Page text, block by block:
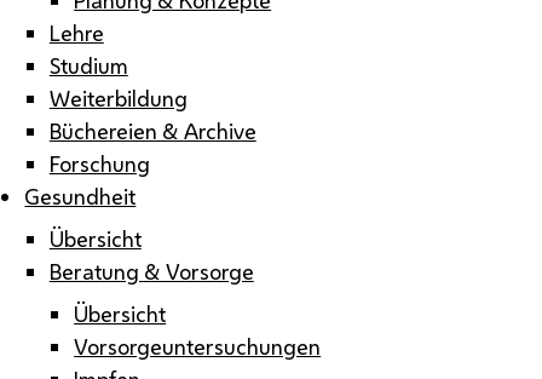
Lehre
Studium
Weiterbildung
Büchereien & Archive
Forschung
Gesundheit
Übersicht
Beratung & Vorsorge
Übersicht
Vorsorgeuntersuchungen